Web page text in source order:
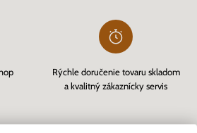
Rýchle doručenie tovaru skladom
a kvalitný zákaznícky servis